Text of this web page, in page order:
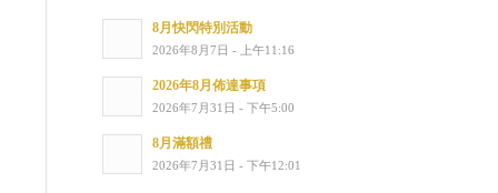
8月快閃特別活動
2026年8月7日 - 上午11:16
2026年8月佈達事項
2026年7月31日 - 下午5:00
8月滿額禮
2026年7月31日 - 下午12:01